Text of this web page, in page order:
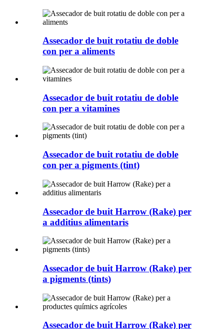
Assecador de buit rotatiu de doble
con per a aliments
Assecador de buit rotatiu de doble
con per a vitamines
Assecador de buit rotatiu de doble
con per a pigments (tint)
Assecador de buit Harrow (Rake) per
a additius alimentaris
Assecador de buit Harrow (Rake) per
a pigments (tints)
Assecador de buit Harrow (Rake) per